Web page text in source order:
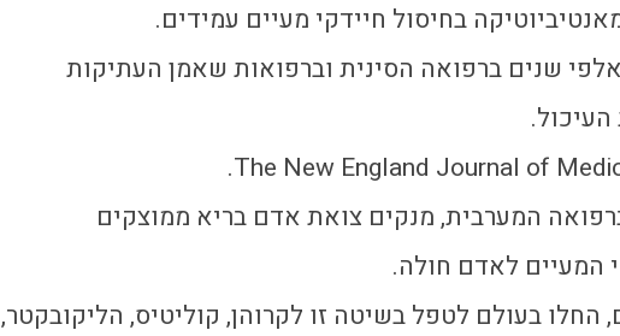
בחיסול חיידקי מעיים עמידים.
שנים ברפואה הסינית וברפואות שאמן העתיקות
המערבית, מנקים צואת אדם בריא ממוצקים
המעיים לאדם חולה.
בעולם לטפל בשיטה זו לקרוהן, קוליטיס, הליקובקטר,